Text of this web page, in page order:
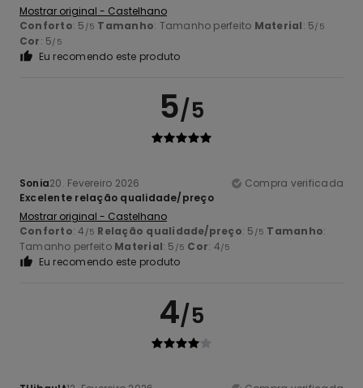
Mostrar original - Castelhano
Conforto: 5 /5 Tamanho: Tamanho perfeito Material: 5/5
Cor: 5/5
Eu recomendo este produto
5/5
Sonia20. Fevereiro 2026
Compra verificada
Excelente relação qualidade/preço
Mostrar original - Castelhano
Conforto: 4 /5 Relação qualidade/preço: 5 /5 Tamanho:
Tamanho perfeito Material: 5 /5 Cor: 4/5
Eu recomendo este produto
4/5